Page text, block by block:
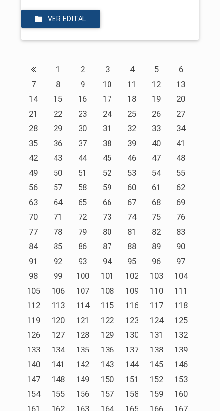
VER EDITAL
1 2 3 4 5
6
7
8 9 10 11 12
13
14
15 16 17 18 19
20
21
22 23 24 25 26
27
28
29 30 31 32 33
34
35
36 37 38 39 40
41
42
43 44 45 46 47
48
49
50 51 52 53 54
55
56
57 58 59 60 61
62
63
64 65 66 67 68
69
70
71 72 73 74 75
76
77
78 79 80 81 82
83
84
85 86 87 88 89
90
91
92 93 94 95 96
97
98
99 100 101 102 103
104
105
106 107 108 109 110
111
112
113 114 115 116 117
118
119
120 121 122 123 124
125
126
127 128 129 130 131
132
133
134 135 136 137 138
139
140
141 142 143 144 145
146
147
148 149 150 151 152
153
154
155 156 157 158 159
160
161
162 163 164 165 166
167